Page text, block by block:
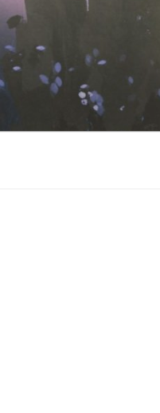
Zum
Inhalt
springen